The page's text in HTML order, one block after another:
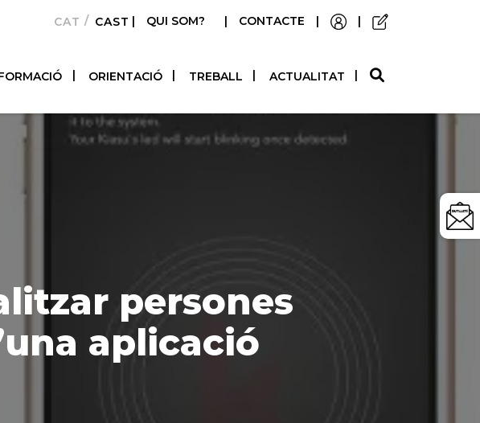
CATALÀCASTELLANO
| QUI SOM? | CONTACTE | |
ORIENTACIÓ TREBALL ACTUALITAT
persones
aplicació